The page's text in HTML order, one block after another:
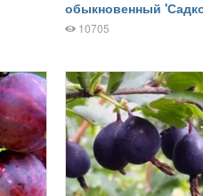
обыкновенный
10705